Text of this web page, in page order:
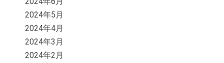
2024年5月
2024年4月
2024年3月
2024年2月